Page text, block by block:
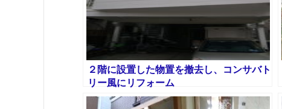
２階に設置した物置を撤去し、コンサバト
リー風にリフォーム